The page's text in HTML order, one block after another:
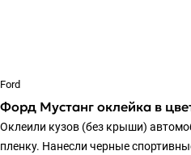
Ford
Форд Мустанг оклейка в
Оклеили кузов (без крыши)
пленку. Нанесли черные